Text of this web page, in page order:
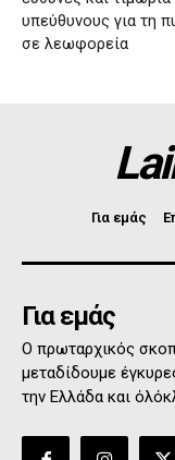
υπεύθυνους για τη
σε λεωφορεία
Για εμάς
Για εμάς
Ο πρωταρχικός
μεταδίδουμε
την Ελλάδα και